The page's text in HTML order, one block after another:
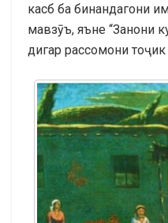
касб ба бинандагони
мавзӯъ, яъне “Занони
дигар рассомони